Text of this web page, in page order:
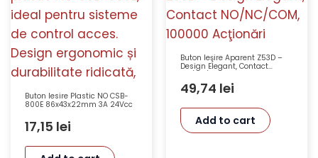
Buton Iesire Plastic NO CSB-
800E 86x43x22mm 3A 24Vcc
17,15 lei
Buton Ieşire Aparent Z53D –
Design Elegant, Contact
NO/NC/COM, 100000 Acţionări
49,74 lei
Add to cart